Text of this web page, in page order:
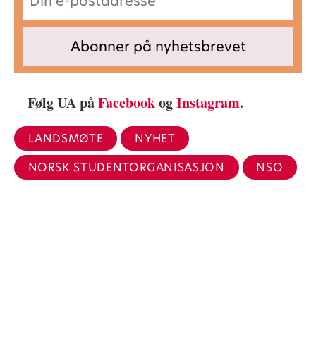
Følg UA påFacebookogInstagram.
LANDSMØTE
NYHET
NORSK STUDENTORGANISASJON
NSO